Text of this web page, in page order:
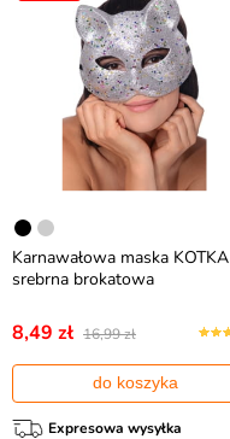
Karnawałowa maska KOTKA
srebrna brokatowa
8,49 zł 16,99 zł
do koszyka
Expresowa wysyłka